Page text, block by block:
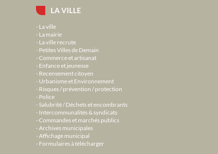
LA VILLE
La ville
La mairie
La ville recrute
Petites Villes de Demain
Commerce et artisanat
Enfance et jeunesse
Recensement citoyen
Urbanisme et Environnement
Risques / prévention / protection
Police
Salubrité / Déchets et encombrants
Intercommunalités & syndicats
Commandes et marchés publics
Archives municipales
Affichage municipal
Formulaires à télécharger